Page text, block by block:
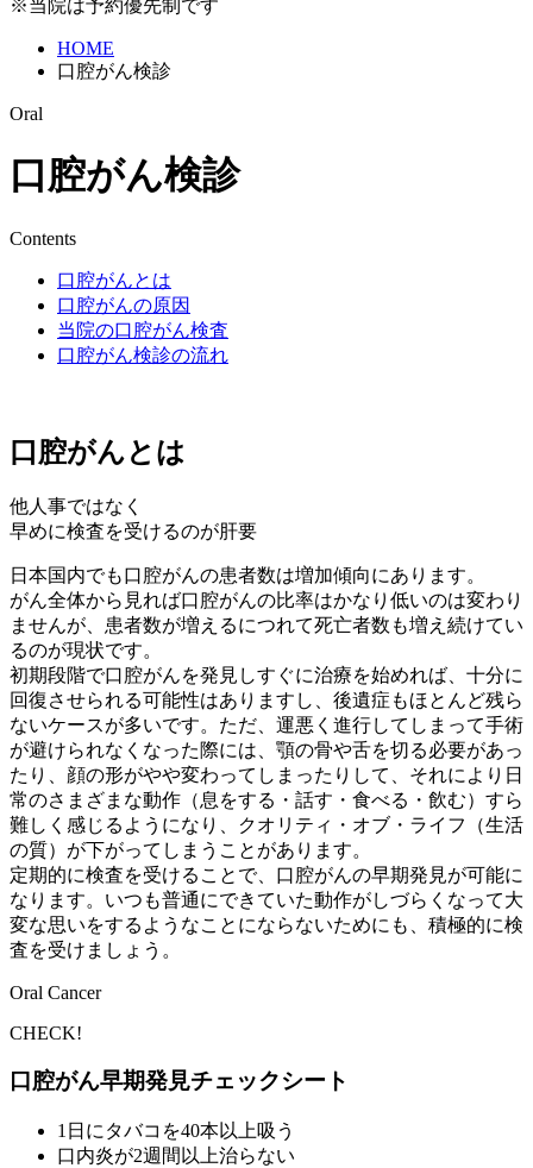
※当院は予約優先制です
HOME
口腔がん検診
Oral
口腔がん検診
Contents
口腔がんとは
口腔がんの原因
当院の口腔がん検査
口腔がん検診の流れ
口腔がんとは
他人事ではなく
早めに検査を受けるのが肝要
日本国内でも口腔がんの患者数は増加傾向にあります。
がん全体から見れば口腔がんの比率はかなり低いのは変わり
ませんが、患者数が増えるにつれて死亡者数も増え続けてい
るのが現状です。
初期段階で口腔がんを発見しすぐに治療を始めれば、十分に
回復させられる可能性はありますし、後遺症もほとんど残ら
ないケースが多いです。ただ、運悪く進行してしまって手術
が避けられなくなった際には、顎の骨や舌を切る必要があっ
たり、顔の形がやや変わってしまったりして、それにより日
常のさまざまな動作（息をする・話す・食べる・飲む）すら
難しく感じるようになり、クオリティ・オブ・ライフ（生活
の質）が下がってしまうことがあります。
定期的に検査を受けることで、口腔がんの早期発見が可能に
なります。いつも普通にできていた動作がしづらくなって大
変な思いをするようなことにならないためにも、積極的に検
査を受けましょう。
Oral Cancer
CHECK!
口腔がん早期発見チェックシート
1日にタバコを40本以上吸う
口内炎が2週間以上治らない